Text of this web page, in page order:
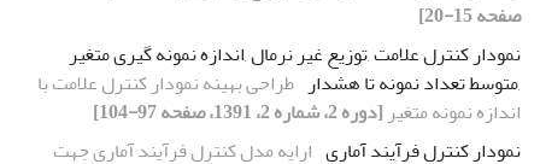
صفحه 15-20]
نمودار کنترل علامت ,توزیع غیر نرمال ,اندازه نمونه گیری متغیر
,متوسط تعداد نمونه تا هشدار طراحی بهینه نمودار کنترل علامت با
اندازه نمونه متغیر [دوره 2، شماره 2، 1391، صفحه 97-104]
نمودار کنترل فرآیند آماری ارایه مدل کنترل فرآیند آماری جهت